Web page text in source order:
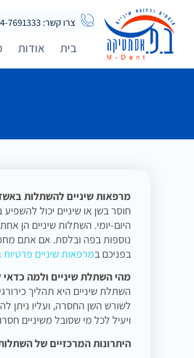
צרו קשר: 074-7691333
בית אודות
מרפאות שיניים להשתלות
חוסר בשן או שיניים יכול
היום-יומי. השתלות שיניים הן
נוספות בפה ובלסת. אם אתם
בפניכם במרפאות שיניים
מהי השתלת שיניים ולמה
השתלת שיניים היא תהליך
לשורש השן החסרה, ועליו ניתן
ויעיל לכל מי שסובל משיניים
היתרונות המרכזיים של